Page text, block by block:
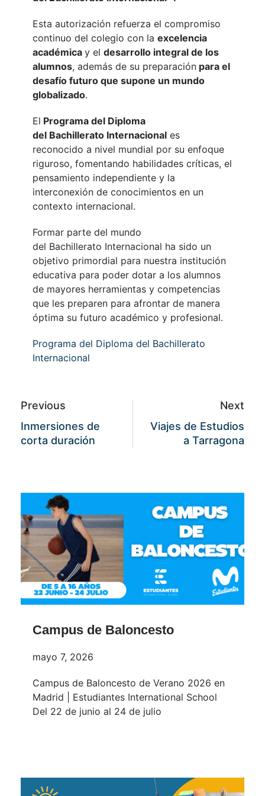
Esta autorización refuerza el compromiso
continuo del colegio con la excelencia
académica y el desarrollo integral de los
alumnos, además de su preparación para el
desafío futuro que supone un mundo
globalizado.
El Programa del Diploma
del Bachillerato Internacional es
reconocido a nivel mundial por su enfoque
riguroso, fomentando habilidades críticas, el
pensamiento independiente y la
interconexión de conocimientos en un
contexto internacional.
Formar parte del mundo
del Bachillerato Internacional ha sido un
objetivo primordial para nuestra institución
educativa para poder dotar a los alumnos
de mayores herramientas y competencias
que les preparen para afrontar de manera
óptima su futuro académico y profesional.
Programa del Diploma del Bachillerato
Internacional
Previous
Inmersiones de
corta duración
Next
Viajes de Estudios
a Tarragona
Campus de Baloncesto
mayo 7, 2026
Campus de Baloncesto de Verano 2026 en
Madrid | Estudiantes International School
Del 22 de junio al 24 de julio